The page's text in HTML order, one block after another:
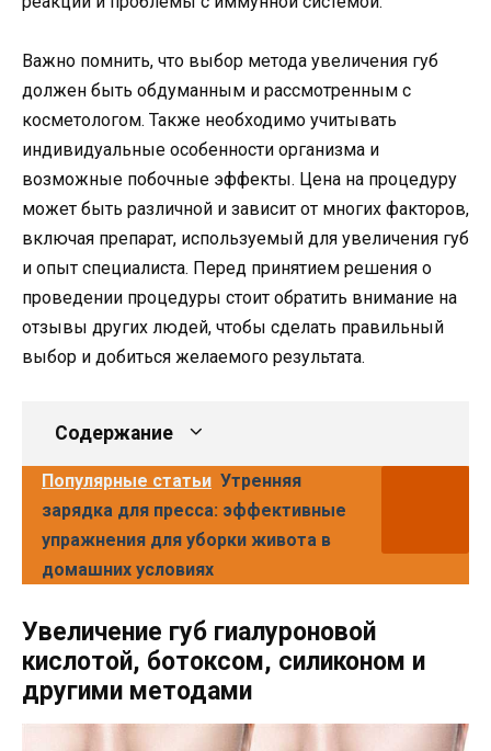
Важно помнить, что выбор метода увеличения губ
должен быть обдуманным и рассмотренным с
косметологом. Также необходимо учитывать
индивидуальные особенности организма и
возможные побочные эффекты. Цена на процедуру
может быть различной и зависит от многих факторов,
включая препарат, используемый для увеличения губ
и опыт специалиста. Перед принятием решения о
проведении процедуры стоит обратить внимание на
отзывы других людей, чтобы сделать правильный
выбор и добиться желаемого результата.
Содержание
Популярные статьи Утренняя
зарядка для пресса: эффективные
упражнения для уборки живота в
домашних условиях
Увеличение губ гиалуроновой
кислотой, ботоксом, силиконом и
другими методами